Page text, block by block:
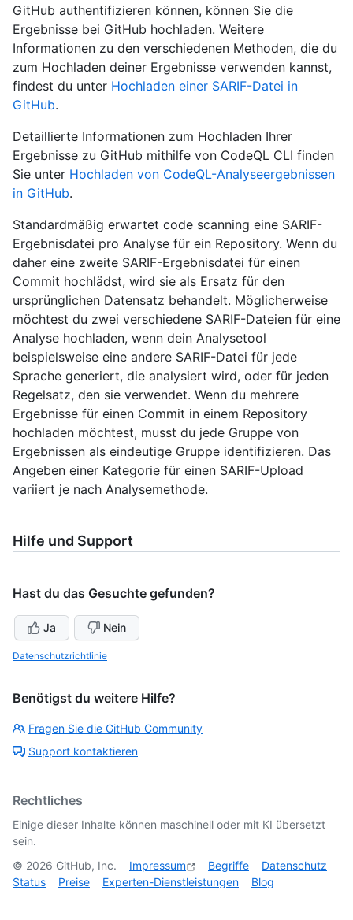
GitHub authentifizieren können, können Sie die
Ergebnisse bei GitHub hochladen. Weitere
Informationen zu den verschiedenen Methoden, die du
zum Hochladen deiner Ergebnisse verwenden kannst,
findest du unter Hochladen einer SARIF-Datei in
GitHub.
Detaillierte Informationen zum Hochladen Ihrer
Ergebnisse zu GitHub mithilfe von CodeQL CLI finden
Sie unter Hochladen von CodeQL-Analyseergebnissen
in GitHub.
Standardmäßig erwartet code scanning eine SARIF-
Ergebnisdatei pro Analyse für ein Repository. Wenn du
daher eine zweite SARIF-Ergebnisdatei für einen
Commit hochlädst, wird sie als Ersatz für den
ursprünglichen Datensatz behandelt. Möglicherweise
möchtest du zwei verschiedene SARIF-Dateien für eine
Analyse hochladen, wenn dein Analysetool
beispielsweise eine andere SARIF-Datei für jede
Sprache generiert, die analysiert wird, oder für jeden
Regelsatz, den sie verwendet. Wenn du mehrere
Ergebnisse für einen Commit in einem Repository
hochladen möchtest, musst du jede Gruppe von
Ergebnissen als eindeutige Gruppe identifizieren. Das
Angeben einer Kategorie für einen SARIF-Upload
variiert je nach Analysemethode.
Hilfe und Support
Hast du das Gesuchte gefunden?
Ja Nein
Datenschutzrichtlinie
Benötigst du weitere Hilfe?
Fragen Sie die GitHub Community
Support kontaktieren
Rechtliches
Einige dieser Inhalte können maschinell oder mit KI übersetzt
sein.
© 2026 GitHub, Inc. Impressum Begriffe
Datenschutz
Status
Preise Experten-Dienstleistungen Blog